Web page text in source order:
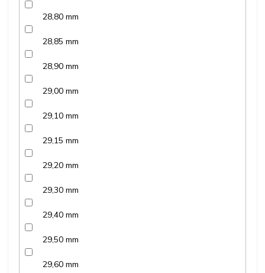
28,80 mm
28,85 mm
28,90 mm
29,00 mm
29,10 mm
29,15 mm
29,20 mm
29,30 mm
29,40 mm
29,50 mm
29,60 mm